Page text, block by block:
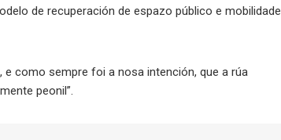
de recuperación de espazo público e mobilidade
como sempre foi a nosa intención, que a rúa
peonil”.